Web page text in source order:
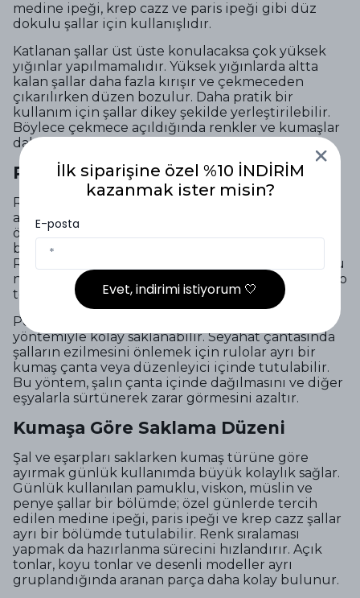
medine ipeği, krep cazz ve paris ipeği gibi düz
dokulu şallar için kullanışlıdır.
Katlanan şallar üst üste konulacaksa çok yüksek
yığınlar yapılmamalıdır. Yüksek yığınlarda altta
kalan şallar daha fazla kırışır ve çekmeceden
çıkarılırken düzen bozulur. Daha pratik bir
kullanım için şallar dikey şekilde yerleştirilebilir.
Böylece çekmece açıldığında renkler ve kumaşlar
daha net görünür.
Rulo Katlama Yöntemi
Rulo yöntemi, özellikle seyahatlerde ve dar
alanlarda şal saklamak için iyi bir alternatiftir. Şal
önce uzunlamasına katlanır, ardından bir uçtan
başlayarak çok sıkı olmayacak şekilde rulo yapılır.
Rulonun fazla sıkı olması kumaşta iz bırakabilir. Bu
nedenle özellikle dokulu şallarda daha gevşek rulo
tercih edilmelidir.
Penye, pamuklu, müslin ve bürümcük şallar rulo
yöntemiyle kolay saklanabilir. Seyahat çantasında
şalların ezilmesini önlemek için rulolar ayrı bir
kumaş çanta veya düzenleyici içinde tutulabilir.
Bu yöntem, şalın çanta içinde dağılmasını ve diğer
eşyalarla sürtünerek zarar görmesini azaltır.
Kumaşa Göre Saklama Düzeni
Şal ve eşarpları saklarken kumaş türüne göre
ayırmak günlük kullanımda büyük kolaylık sağlar.
Günlük kullanılan pamuklu, viskon, müslin ve
penye şallar bir bölümde; özel günlerde tercih
edilen medine ipeği, paris ipeği ve krep cazz şallar
ayrı bir bölümde tutulabilir. Renk sıralaması
yapmak da hazırlanma sürecini hızlandırır. Açık
tonlar, koyu tonlar ve desenli modeller ayrı
gruplandığında aranan parça daha kolay bulunur.
İlk siparişine özel %10 İNDİRİM
kazanmak ister misin?
E-posta
Evet, indirimi istiyorum 🤍